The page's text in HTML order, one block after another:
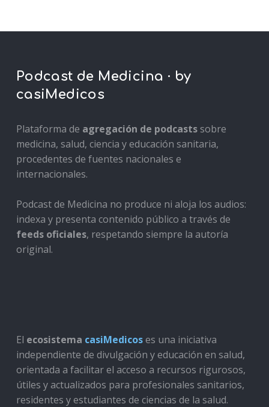
Podcast de Medicina · by
casiMedicos
Plataforma de agregación de podcastssobre
medicina, salud, ciencia y educación sanitaria,
procedentes de fuentes nacionales e
internacionales.
Podcast de Medicina no produce ni aloja los audios:
indexa y presenta contenido público a través de
feeds oficiales, respetando siempre la autoría
original.
El ecosistema casiMedicoses una iniciativa
independiente de divulgación y educación en salud,
orientada a facilitar el acceso a recursos rigurosos,
útiles y actualizados para profesionales sanitarios,
residentes y estudiantes de ciencias de la salud.